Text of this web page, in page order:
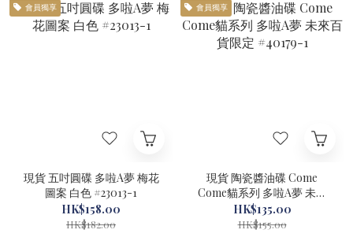
會員獨享
現貨 五吋圓碟 多啦A夢 梅花
圖案 白色 #23013-1
HK$158.00
HK$182.00
會員獨享
現貨 陶瓷醬油碟 Come
Come貓系列 多啦A夢 未來
百貨限定 #40179-1
HK$135.00
HK$155.00